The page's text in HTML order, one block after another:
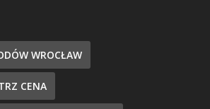
WROCŁAW
CENA